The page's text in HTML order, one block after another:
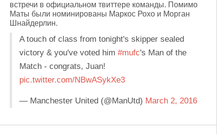
встречи в официальном твиттере команды. Помимо
Маты были номинированы Маркос Рохо и Морган
Шнайдерлин.
A touch of class from tonight's skipper sealed
victory & you've voted him #mufc's Man of the
Match - congrats, Juan!
pic.twitter.com/NBwASykXe3
— Manchester United (@ManUtd) March 2, 2016